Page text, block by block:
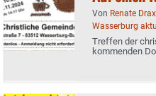
Von Renate Drax
Wasserburg
Treffen der
kommenden